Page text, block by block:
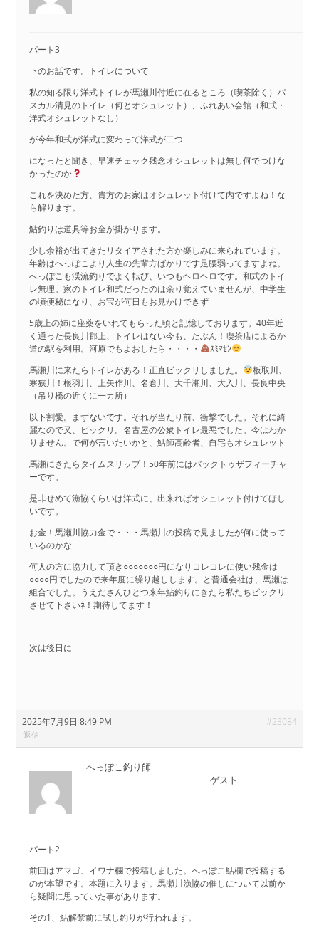
パート3
下のお話です。トイレについて
私の知る限り洋式トイレが馬瀬川付近に在るところ（喫茶除く）パ
スカル清見のトイレ（何とオシュレット）、ふれあい会館（和式・
洋式オシュレットなし）
が今年和式が洋式に変わって洋式が二つ
になったと聞き、早速チェック残念オシュレットは無し何でつけな
かったのか
これを決めた方、貴方のお家はオシュレット付けて内ですよね！な
ら解ります。
鮎釣りは道具等お金が掛かります。
少し余裕が出てきたリタイアされた方か楽しみに来られています。
年齢はへっぽこより人生の先輩方ばかりです足腰弱ってますよね。
へっぽこも渓流釣りでよく転び、いつもヘロヘロです。和式のトイ
レ無理。家のトイレ和式だったのは余り覚えていませんが、中学生
の頃便秘になり、お宝が何日もお見かけできず
5歳上の姉に座薬をいれてもらった頃と記憶しております。40年近
く通った長良川郡上、トイレはない今も、たぶん！喫茶店によるか
道の駅を利用。河原でもよおしたら・・・・
ｽﾐﾏｾﾝ
馬瀬川に来たらトイレがある！正直ビックリしました。
板取川、
寒狭川！根羽川、上矢作川、名倉川、大千瀬川、大入川、長良中央
（吊り橋の近くに一カ所）
以下割愛。まずないです。それが当たり前、衝撃でした。それに綺
麗なので又、ビックリ。名古屋の公衆トイレ最悪でした。今はわか
りません。で何が言いたいかと、鮎師高齢者、自宅もオシュレット
馬瀬にきたらタイムスリップ！50年前にはバックトゥザフィーチャ
ーです。
是非せめて漁協くらいは洋式に、出来ればオシュレット付けてほし
いです。
お金！馬瀬川協力金で・・・馬瀬川の投稿で見ましたが何に使って
いるのかな
何人の方に協力して頂き○○○○○○○円になりコレコレに使い残金は
○○○○円でしたので来年度に繰り越しします。と普通会社は、馬瀬は
組合でした。うえださんひとつ来年鮎釣りにきたら私たちビックリ
させて下さいﾈ！期待してます！
次は後日に
2025年7月9日 8:49 PM #23084
返信
へっぽこ釣り師
ゲスト
パート2
前回はアマゴ、イワナ欄で投稿しました。へっぽこ鮎欄で投稿する
のが本望です。本題に入ります。馬瀬川漁協の催しについて以前か
ら疑問に思っていた事があります。
その1、鮎解禁前に試し釣りが行われます。